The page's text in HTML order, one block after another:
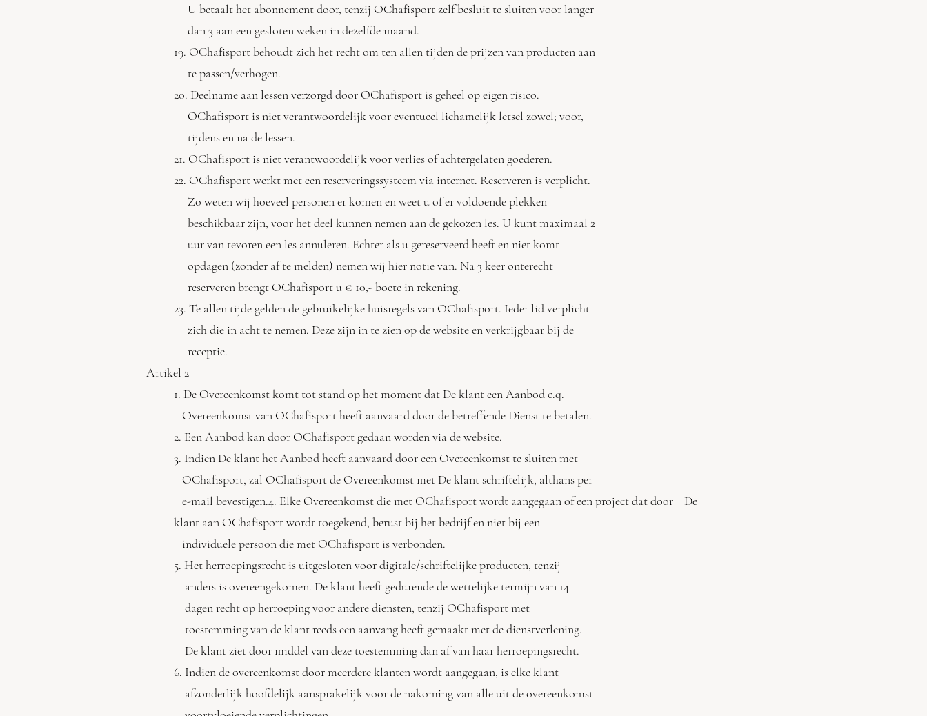
U betaalt het abonnement door, tenzij OChafisport zelf besluit te sluiten voor langer
dan 3 aan een gesloten weken in dezelfde maand.
19. OChafisport behoudt zich het recht om ten allen tijden de prijzen van producten aan
te passen/verhogen.
20. Deelname aan lessen verzorgd door OChafisport is geheel op eigen risico.
OChafisport is niet verantwoordelijk voor eventueel lichamelijk letsel zowel; voor,
tijdens en na de lessen.
21. OChafisport is niet verantwoordelijk voor verlies of achtergelaten goederen.
22. OChafisport werkt met een reserveringssysteem via internet. Reserveren is verplicht.
Zo weten wij hoeveel personen er komen en weet u of er voldoende plekken
beschikbaar zijn, voor het deel kunnen nemen aan de gekozen les. U kunt maximaal 2
uur van tevoren een les annuleren. Echter als u gereserveerd heeft en niet komt
opdagen (zonder af te melden) nemen wij hier notie van. Na 3 keer onterecht
reserveren brengt OChafisport u € 10,- boete in rekening.
23. Te allen tijde gelden de gebruikelijke huisregels van OChafisport. Ieder lid verplicht
zich die in acht te nemen. Deze zijn in te zien op de website en verkrijgbaar bij de
receptie.
Artikel 2
1. De Overeenkomst komt tot stand op het moment dat De klant een Aanbod c.q.
Overeenkomst van OChafisport heeft aanvaard door de betreffende Dienst te betalen.
2. Een Aanbod kan door OChafisport gedaan worden via de website.
3. Indien De klant het Aanbod heeft aanvaard door een Overeenkomst te sluiten met
OChafisport, zal OChafisport de Overeenkomst met De klant schriftelijk, althans per
e-mail bevestigen.4. Elke Overeenkomst die met OChafisport wordt aangegaan of een project dat door De
klant aan OChafisport wordt toegekend, berust bij het bedrijf en niet bij een
individuele persoon die met OChafisport is verbonden.
5. Het herroepingsrecht is uitgesloten voor digitale/schriftelijke producten, tenzij
anders is overeengekomen. De klant heeft gedurende de wettelijke termijn van 14
dagen recht op herroeping voor andere diensten, tenzij OChafisport met
toestemming van de klant reeds een aanvang heeft gemaakt met de dienstverlening.
De klant ziet door middel van deze toestemming dan af van haar herroepingsrecht.
6. Indien de overeenkomst door meerdere klanten wordt aangegaan, is elke klant
afzonderlijk hoofdelijk aansprakelijk voor de nakoming van alle uit de overeenkomst